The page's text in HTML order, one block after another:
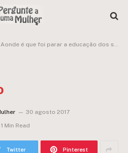
Aonde é que foi parar a educação dos seus filhos?
30 agosto 2017
1 Min Read
Twitter Pinterest